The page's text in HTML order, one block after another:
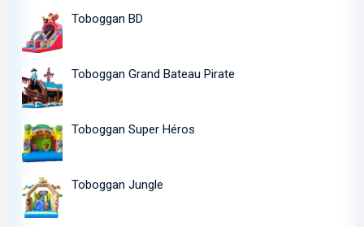
Toboggan BD
Toboggan Grand Bateau Pirate
Toboggan Super Héros
Toboggan Jungle